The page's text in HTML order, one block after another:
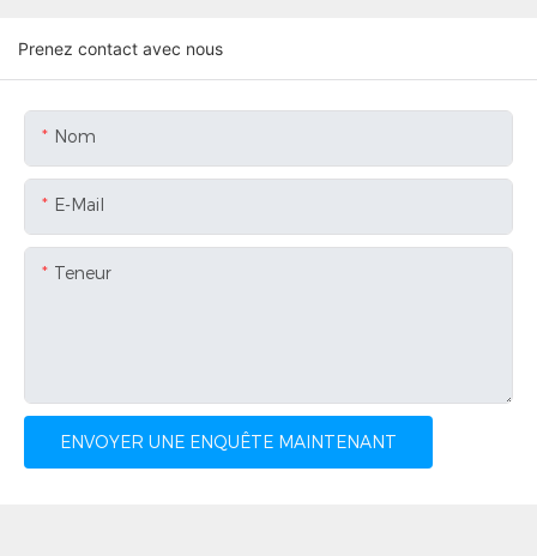
Prenez contact avec nous
Nom
E-Mail
Teneur
ENVOYER UNE ENQUÊTE MAINTENANT